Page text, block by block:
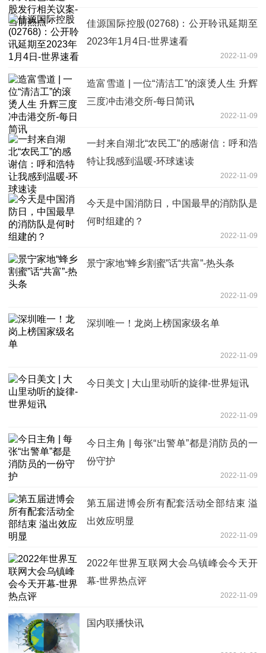
佳源国际控股(02768)：公开聆讯延期至
2023年1月4日-世界速看
2022-11-09
造富雪道 | 一位“清洁工”的滚烫人生 升辉
三度冲击港交所-每日简讯
2022-11-09
一封来自湖北“农民工”的感谢信：呼和浩
特让我感到温暖-环球速读
2022-11-09
今天是中国消防日，中国最早的消防队是
何时组建的？
2022-11-09
景宁家地“蜂乡割蜜”话“共富”-热头条
2022-11-09
深圳唯一！龙岗上榜国家级名单
2022-11-09
今日美文 | 大山里动听的旋律-世界短讯
2022-11-09
今日主角 | 每张“出警单”都是消防员的一
份守护
2022-11-09
第五届进博会所有配套活动全部结束 溢
出效应明显
2022-11-09
2022年世界互联网大会乌镇峰会今天开
幕-世界热点评
2022-11-09
国内联播快讯